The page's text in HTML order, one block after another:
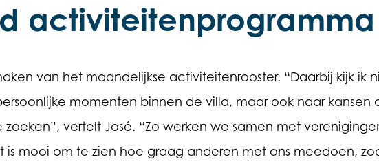
activiteitenprogramma
van het maandelijkse activiteitenrooster. “Daarbij kijk ik
momenten binnen de villa, maar ook naar kansen
vertelt José. “Zo werken we samen met
is mooi om te zien hoe graag anderen met ons meedoen,